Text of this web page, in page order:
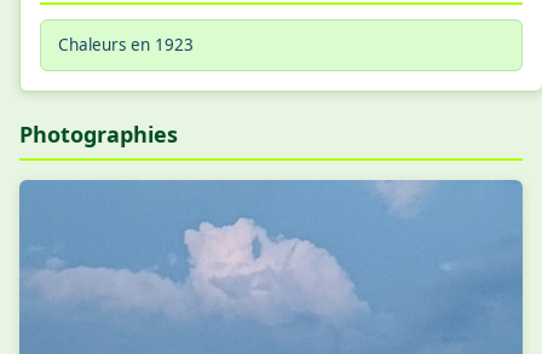
Chaleurs en 1923
Photographies